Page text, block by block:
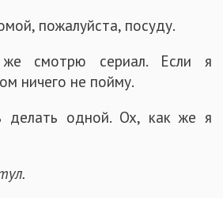
пожалуйста, посуду.
смотрю сериал. Если я
ничего не пойму.
делать одной. Ох, как же я